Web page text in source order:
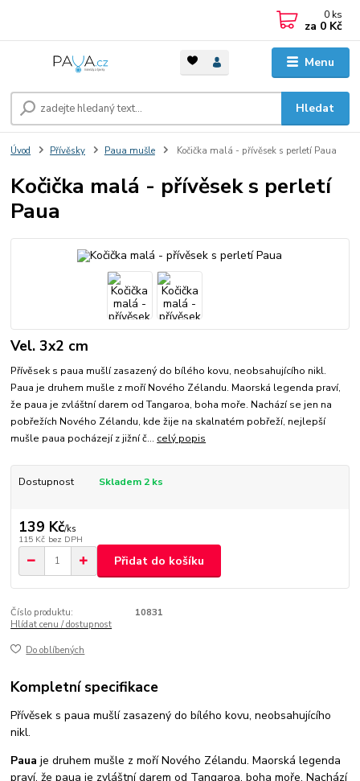
Menu
Hledat
0 ks
za 0 Kč
Úvod Přívěsky Paua mušle Kočička malá - přívěsek s perletí Paua
Kočička malá - přívěsek s perletí
Paua
Vel. 3x2 cm
Přívěsek s paua mušlí zasazený do bílého kovu, neobsahujícího nikl.
Paua je druhem mušle z moří Nového Zélandu. Maorská legenda praví,
že paua je zvláštní darem od Tangaroa, boha moře. Nachází se jen na
pobřežích Nového Zélandu, kde žije na skalnatém pobřeží, nejlepší
mušle paua pocházejí z jižní č... celý popis
Dostupnost Skladem 2 ks
139 Kč/ks
115 Kč bez DPH
Přidat do košíku
Číslo produktu:
10831
Hlídat cenu / dostupnost
Do oblíbených
Kompletní specifikace
Přívěsek s paua mušlí zasazený do bílého kovu, neobsahujícího
nikl.
Pauaje druhem mušle z moří Nového Zélandu. Maorská legenda
praví, že paua je zvláštní darem od Tangaroa, boha moře. Nachází